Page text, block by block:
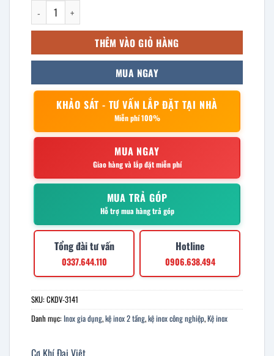
kệ inox 2 tầng mặt phẳng 600x260x830mm số lượng
THÊM VÀO GIỎ HÀNG
MUA NGAY
KHẢO SÁT - TƯ VẤN LẮP ĐẶT TẠI NHÀ
Miễn phí 100%
MUA NGAY
Giao hàng và lắp đặt miễn phí
MUA TRẢ GÓP
Hỗ trợ mua hàng trả góp
Tổng đài tư vấn
0337.644.110
Hotline
0906.638.494
SKU:CKDV-3141
Danh mục: Inox gia dụng,kệ inox 2 tầng,kệ inox công nghiệp,Kệ inox
Cơ Khí Đại Việt